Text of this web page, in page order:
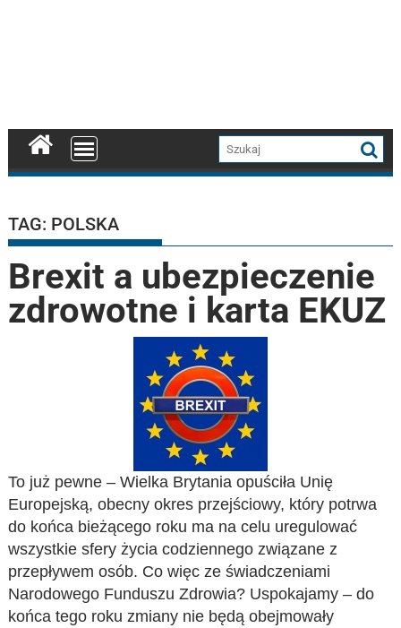
TAG: POLSKA
Brexit a ubezpieczenie
zdrowotne i karta EKUZ
To już pewne – Wielka Brytania opuściła Unię
Europejską, obecny okres przejściowy, który potrwa
do końca bieżącego roku ma na celu uregulować
wszystkie sfery życia codziennego związane z
przepływem osób. Co więc ze świadczeniami
Narodowego Funduszu Zdrowia? Uspokajamy – do
końca tego roku zmiany nie będą obejmowały